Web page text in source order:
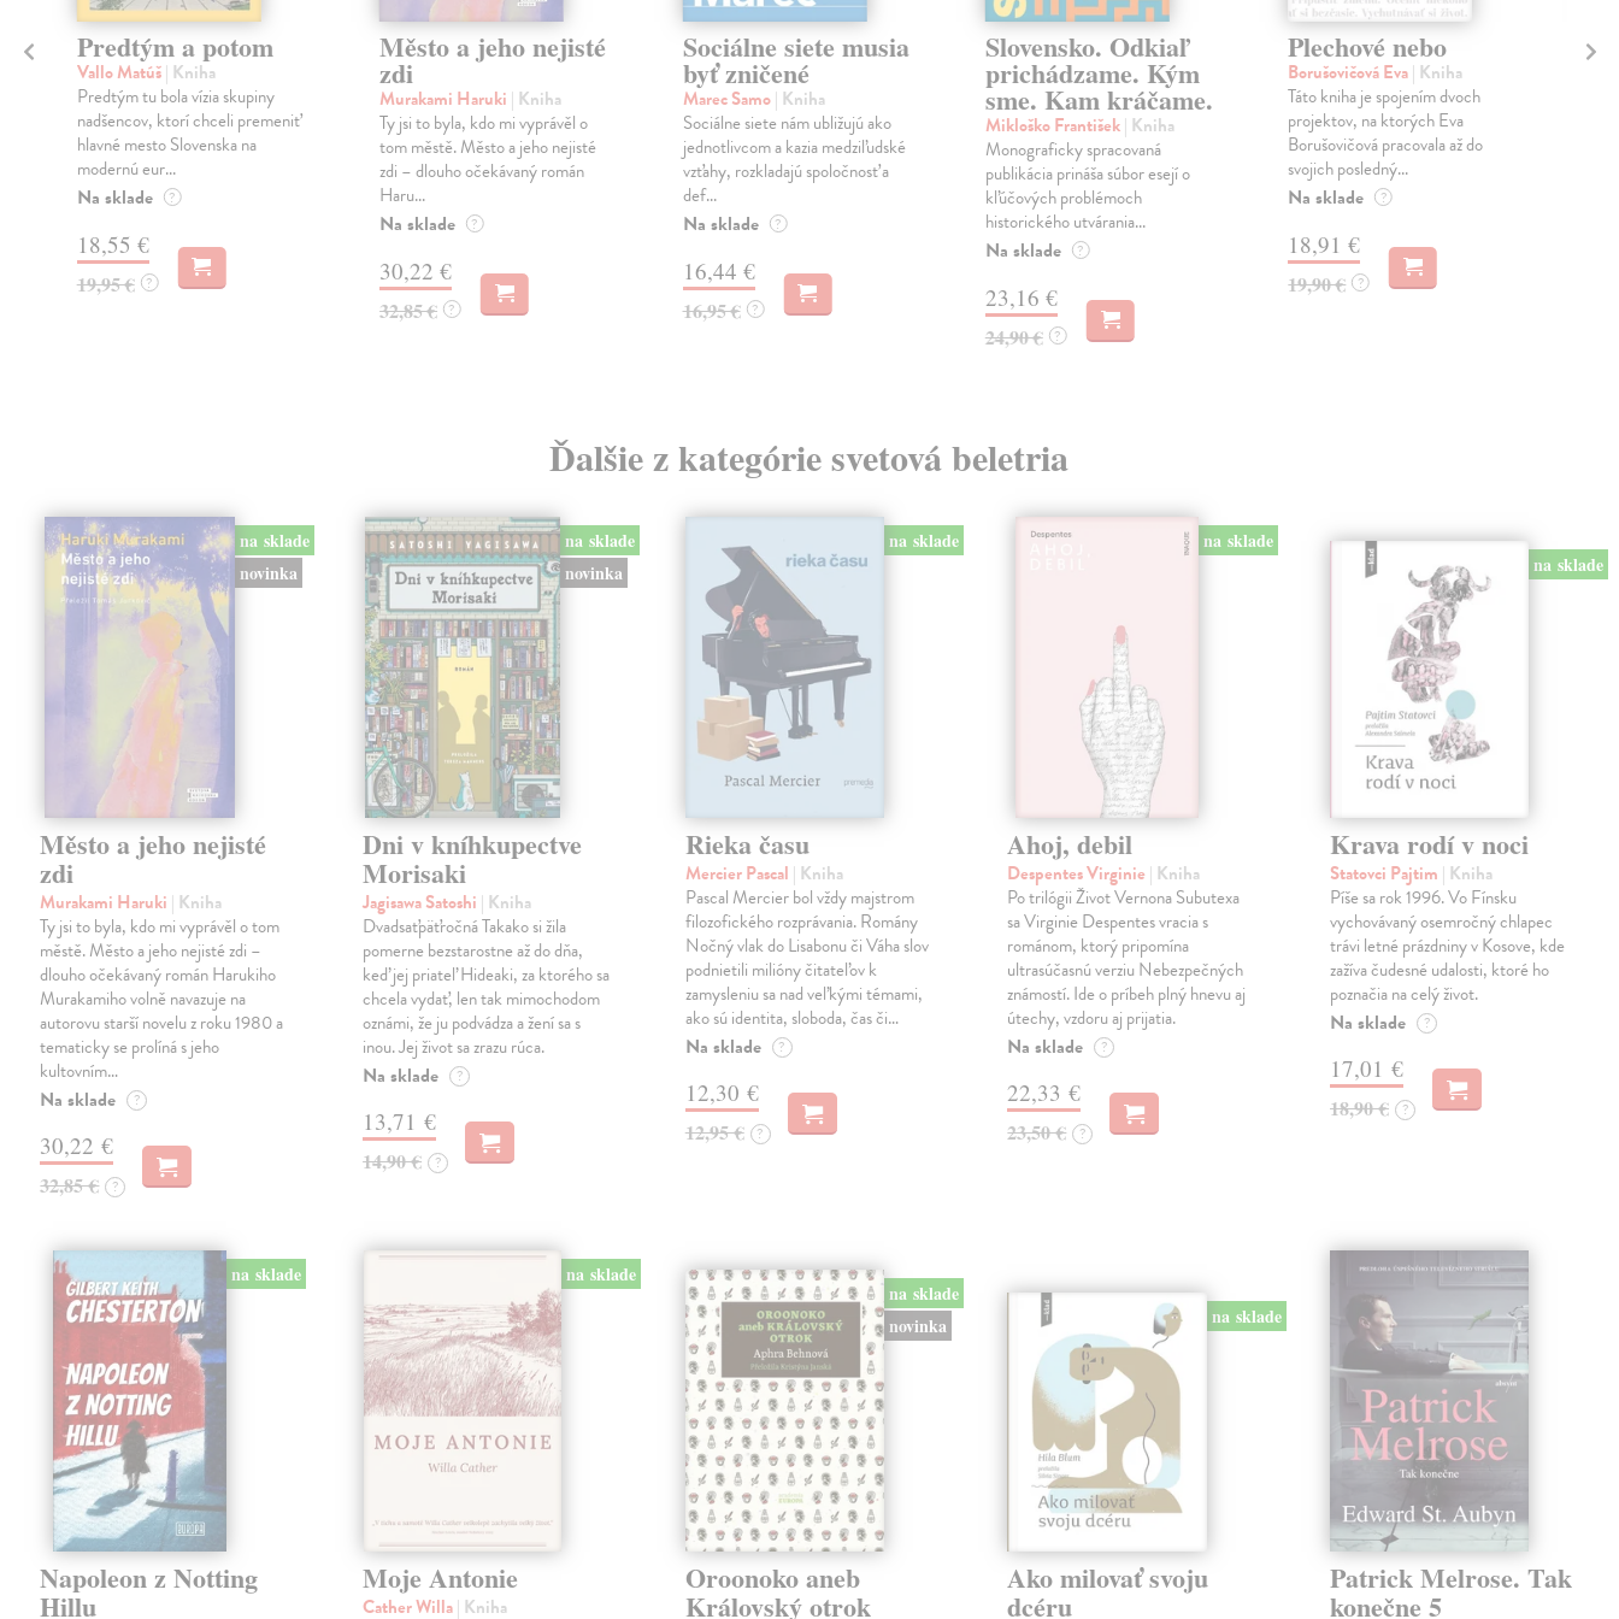
Predtým a potom
Vallo Matúš| Kniha
Predtým tu bola vízia skupiny
nadšencov, ktorí chceli premeniť
hlavné mesto Slovenska na
modernú eur...
Na sklade ?
18,55 €
19,95 € ?
Město a jeho nejisté
zdi
Murakami Haruki | Kniha
Ty jsi to byla, kdo mi vyprávěl o
tom městě. Město a jeho nejisté
zdi – dlouho očekávaný román
Haru...
Na sklade ?
30,22 €
32,85 € ?
Sociálne siete musia
byť zničené
Marec Samo| Kniha
Sociálne siete nám ubližujú ako
jednotlivcom a kazia medziľudské
vzťahy, rozkladajú spoločnosť a
def...
Na sklade ?
16,44 €
16,95 € ?
Slovensko. Odkiaľ
prichádzame. Kým
sme. Kam kráčame.
Mikloško František| Kniha
Monograficky spracovaná
publikácia prináša súbor esejí o
kľúčových problémoch
historického utvárania...
Na sklade ?
23,16 €
24,90 € ?
Plechové nebo
Borušovičová Eva| Kniha
Táto kniha je spojením dvoch
projektov, na ktorých Eva
Borušovičová pracovala až do
svojich posledný...
Na sklade ?
18,91 €
19,90 € ?
Ďalšie z kategórie svetová beletria
na sklade
novinka
Město a jeho nejisté
zdi
Murakami Haruki | Kniha
Ty jsi to byla, kdo mi vyprávěl o tom
městě. Město a jeho nejisté zdi –
dlouho očekávaný román Harukiho
Murakamiho volně navazuje na
autorovu starší novelu z roku 1980 a
tematicky se prolíná s jeho
kultovním…
Na sklade ?
30,22 €
32,85 € ?
na sklade
novinka
Dni v kníhkupectve
Morisaki
Jagisawa Satoshi | Kniha
Dvadsaťpäťročná Takako si žila
pomerne bezstarostne až do dňa,
keď jej priateľ Hideaki, za ktorého sa
chcela vydať, len tak mimochodom
oznámi, že ju podvádza a žení sa s
inou. Jej život sa zrazu rúca.
Na sklade ?
13,71 €
14,90 € ?
na sklade
Rieka času
Mercier Pascal | Kniha
Pascal Mercier bol vždy majstrom
filozofického rozprávania. Romány
Nočný vlak do Lisabonu či Váha slov
podnietili milióny čitateľov k
zamysleniu sa nad veľkými témami,
ako sú identita, sloboda, čas či…
Na sklade ?
12,30 €
12,95 € ?
na sklade
Ahoj, debil
Despentes Virginie | Kniha
Po trilógii Život Vernona Subutexa
sa Virginie Despentes vracia s
románom, ktorý pripomína
ultrasúčasnú verziu Nebezpečných
známostí. Ide o príbeh plný hnevu aj
útechy, vzdoru aj prijatia.
Na sklade ?
22,33 €
23,50 € ?
na sklade
Krava rodí v noci
Statovci Pajtim | Kniha
Píše sa rok 1996. Vo Fínsku
vychovávaný osemročný chlapec
trávi letné prázdniny v Kosove, kde
zažíva čudesné udalosti, ktoré ho
poznačia na celý život.
Na sklade ?
17,01 €
18,90 € ?
na sklade
Napoleon z Notting
Hillu
na sklade
Moje Antonie
Cather Willa| Kniha
na sklade
novinka
Oroonoko aneb
Královský otrok
na sklade
Ako milovať svoju
dcéru
Patrick Melrose. Tak
konečne 5